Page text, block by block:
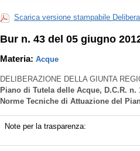
Scarica versione stampabile
Bur n. 43 del 05 giugno
Materia: Acque
DELIBERAZIONE DELLA GIUNTA
Piano di Tutela delle Acque, D.C.R.
Norme Tecniche di Attuazione del
Note per la trasparenza: